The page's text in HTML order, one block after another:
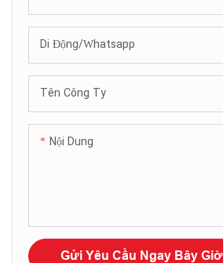
Di Động/Whatsapp
Tên Công Ty
Nội Dung
Gửi Yêu Cầu Ngay Bây Giờ